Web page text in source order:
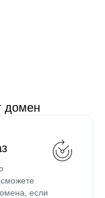
домен
если